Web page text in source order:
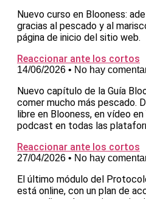
Nuevo curso en Blooness:
gracias al pescado y al
página de inicio del sitio web.
Reaccionar ante los cortos
14/06/2026 No hay
Nuevo capítulo de la Guía
comer mucho más pescado.
libre en Blooness, en vídeo
podcast en todas las
Reaccionar ante los cortos
27/04/2026 No hay
El último módulo del
está online, con un plan de